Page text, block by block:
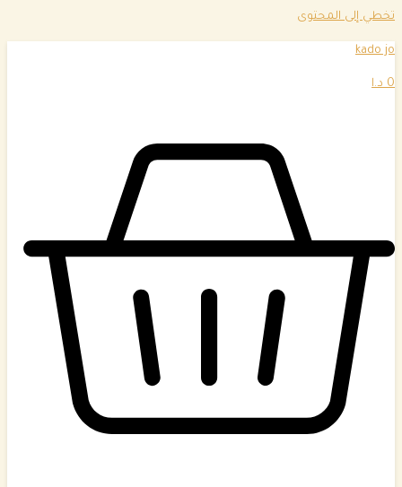
تخطي إلى المحتوى
kado jo
0 د.ا